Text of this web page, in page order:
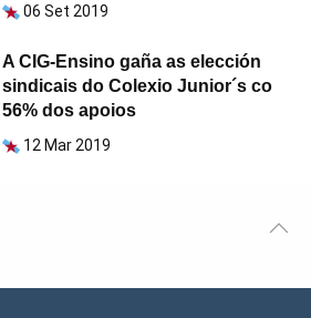
06 Set 2019
A CIG-Ensino gaña as elección
sindicais do Colexio Junior´s co
56% dos apoios
12 Mar 2019